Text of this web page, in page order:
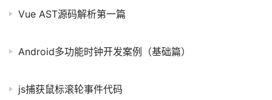
Vue AST源码解析第一篇
Android多功能时钟开发案例（基础篇）
js捕获鼠标滚轮事件代码